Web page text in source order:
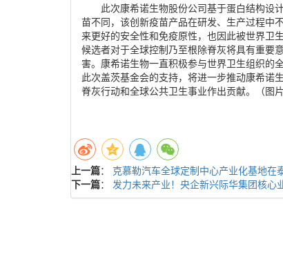
此次康希诺生物股份公司基于蛋白结构设
苗不同，该创新疫苗产品在研发、生产过程中
来更好的安全性和免疫原性，也因此被世界卫
候选者对于全球控制乃至根除脊灰将具有重要
害。康希诺生物一直积极参与世界卫生组织的
此次盖茨基金会的支持，将进一步推动康希诺
脊灰行动和全球公共卫生事业作出贡献。（图
上一篇： 克慕勒汽车全球定制中心产业化基地在
下一篇： 发力未来产业！央企新兴际华集团核心